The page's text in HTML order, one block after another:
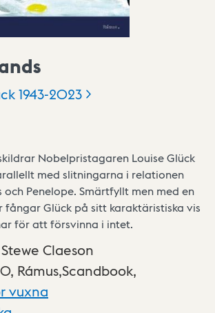
1943-2023
Nobelpristagaren Louise Glück
med slitningarna i relationen
och Penelope. Smärtfyllt men med en
fångar Glück på sitt karaktäristiska vis
för att försvinna i intet.
Stewe Claeson
Rámus,Scandbook,
vuxna